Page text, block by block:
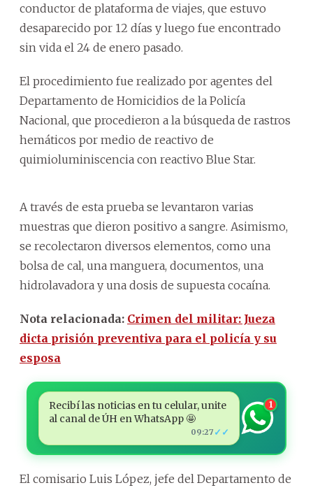
conductor de plataforma de viajes, que estuvo
desaparecido por 12 días y luego fue encontrado
sin vida el 24 de enero pasado.
El procedimiento fue realizado por agentes del
Departamento de Homicidios de la Policía
Nacional, que procedieron a la búsqueda de rastros
hemáticos por medio de reactivo de
quimioluminiscencia con reactivo Blue Star.
A través de esta prueba se levantaron varias
muestras que dieron positivo a sangre. Asimismo,
se recolectaron diversos elementos, como una
bolsa de cal, una manguera, documentos, una
hidrolavadora y una dosis de supuesta cocaína.
Nota relacionada: Crimen del militar: Jueza
dicta prisión preventiva para el policía y su
esposa
Recibí las noticias en tu celular, unite
al canal de ÚH en WhatsApp 🤩
09:27 ✓✓
1
El comisario Luis López, jefe del Departamento de